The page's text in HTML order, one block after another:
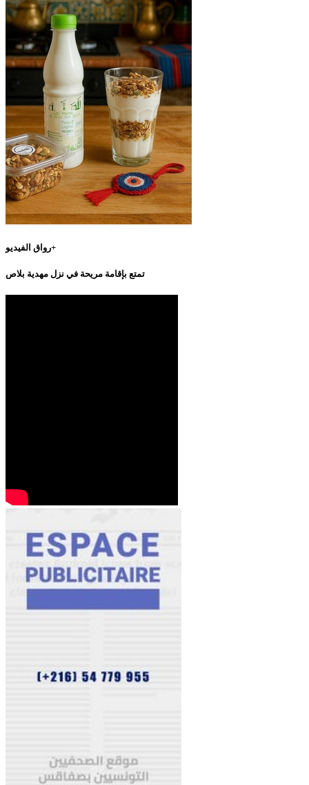
رواق الفيديو+
تمتع بإقامة مريحة في نزل مهدية بلاص